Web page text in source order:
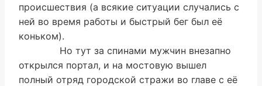
происшествия (а всякие ситуации случались с
ней во время работы и быстрый бег был её
коньком).
Но тут за спинами мужчин внезапно
открылся портал, и на мостовую вышел
полный отряд городской стражи во главе с её